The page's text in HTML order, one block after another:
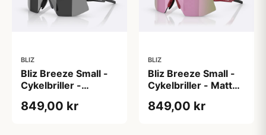
BLIZ
Bliz Breeze Small -
Cykelbriller -
Mirror
849,00 kr
BLIZ
Bliz Breeze Small -
Cykelbriller - Matt
Multi
849,00 kr